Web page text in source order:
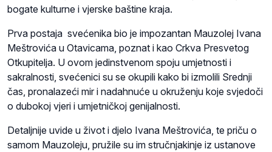
bogate kulturne i vjerske baštine kraja.
Prva postaja svećenika bio je impozantan Mauzolej Ivana
Meštrovića u Otavicama, poznat i kao Crkva Presvetog
Otkupitelja. U ovom jedinstvenom spoju umjetnosti i
sakralnosti, svećenici su se okupili kako bi izmolili Srednji
čas, pronalazeći mir i nadahnuće u okruženju koje svjedoči
o dubokoj vjeri i umjetničkoj genijalnosti.
Detaljnije uvide u život i djelo Ivana Meštrovića, te priču o
samom Mauzoleju, pružile su im stručnjakinje iz ustanove